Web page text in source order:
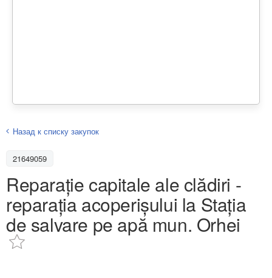
Назад к списку закупок
21649059
Reparație capitale ale clădiri -
reparația acoperișului la Stația
de salvare pe apă mun. Orhei